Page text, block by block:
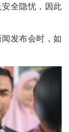
全隐忧，因此
发布会时，如